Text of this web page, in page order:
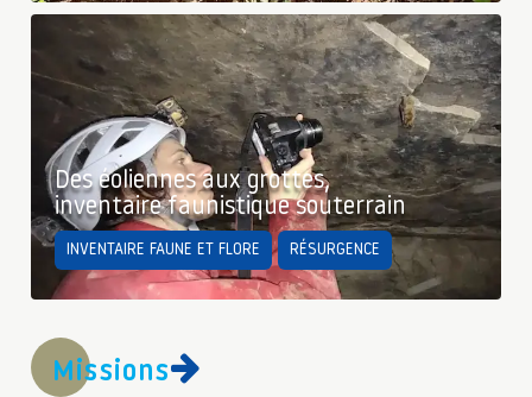
Des éoliennes aux grottes,
inventaire faunistique souterrain
INVENTAIRE FAUNE ET FLORE RÉSURGENCE
Missions